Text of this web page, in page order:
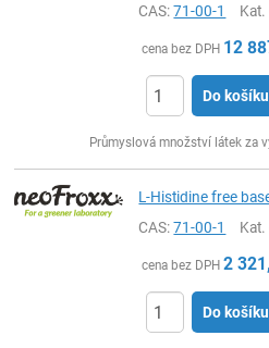
CAS:71-00-1 Kat.
cena bez DPH 12
Do košíku
Průmyslová množství látek za
L-Histidine free
CAS:71-00-1 Kat.
cena bez DPH 2
Do košíku